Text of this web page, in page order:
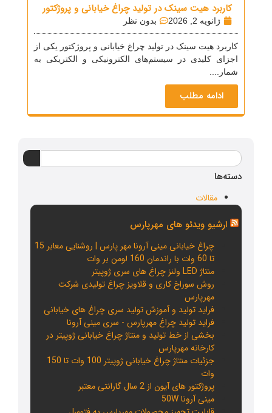
کاربرد هیت سینک در تولید چراغ خیابانی و پروژکتور
ژانویه 2, 2026 بدون نظر
کاربرد هیت سینک در تولید چراغ خیابانی و پروژکتور یکی از
اجزای کلیدی در سیستم‌های الکترونیکی و الکتریکی به
شمار....
ادامه مطلب
دسته‌ها
مقالات
ارشیو ویدئو های مهرپارس
چراغ خیابانی مینی آرونا مهر پارس | روشنایی معابر 15
تا 60 وات با راندمان 160 لومن بر وات
منتاژ LED ولنز چراغ های سری ژوپیتر
روش سوراخ کاری و قلاویز چراغ تولیدی شرکت
مهرپارس
فراید تولید و آموزش تولید سری چراغ های خیابانی
فراید تولید چراغ مهرپارس - سری مینی آرونا
بخشی از خط تولید و منتاژ چراغ خیابانی ژوپیتر در
کارخانه مهرپارس
جزئیات منتاژ چراغ خیابانی ژوپیتر 100 وات تا 150
وات
پروژکتور های آیون از 2 سال گارانتی معتبر
مینی آرونا 50W